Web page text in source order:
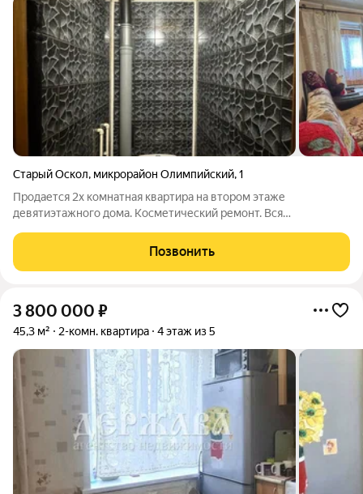
Старый Оскол, микрорайон Олимпийский,1
Продается 2х комнатная квартира на втором этаже
девятиэтажного дома. Косметический ремонт. Вся
магазины, поликлиника, остановки. Квартира продается с
мебелью . Торг присутствует.
Позвонить
3 800 000 ₽
45,3 м² 2-комн. квартира 4 этаж из 5